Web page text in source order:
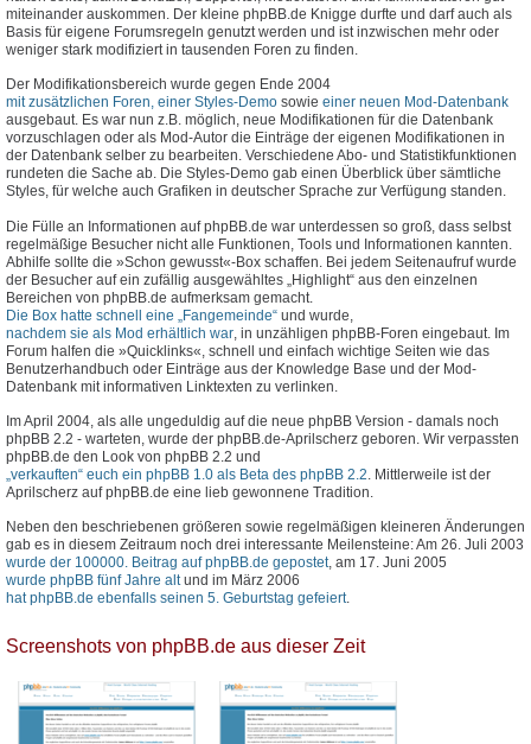
miteinander auskommen. Der kleine phpBB.de Knigge durfte und darf auch als
Basis für eigene Forumsregeln genutzt werden und ist inzwischen mehr oder
weniger stark modifiziert in tausenden Foren zu finden.
Der Modifikationsbereich wurde gegen Ende 2004
mit zusätzlichen Foren, einer Styles-Demo sowie einer neuen Mod-Datenbank
ausgebaut. Es war nun z.B. möglich, neue Modifikationen für die Datenbank
vorzuschlagen oder als Mod-Autor die Einträge der eigenen Modifikationen in
der Datenbank selber zu bearbeiten. Verschiedene Abo- und Statistikfunktionen
rundeten die Sache ab. Die Styles-Demo gab einen Überblick über sämtliche
Styles, für welche auch Grafiken in deutscher Sprache zur Verfügung standen.
Die Fülle an Informationen auf phpBB.de war unterdessen so groß, dass selbst
regelmäßige Besucher nicht alle Funktionen, Tools und Informationen kannten.
Abhilfe sollte die »Schon gewusst«-Box schaffen. Bei jedem Seitenaufruf wurde
der Besucher auf ein zufällig ausgewähltes „Highlight“ aus den einzelnen
Bereichen von phpBB.de aufmerksam gemacht.
Die Box hatte schnell eine „Fangemeinde“ und wurde,
nachdem sie als Mod erhältlich war , in unzähligen phpBB-Foren eingebaut. Im
Forum halfen die »Quicklinks«, schnell und einfach wichtige Seiten wie das
Benutzerhandbuch oder Einträge aus der Knowledge Base und der Mod-
Datenbank mit informativen Linktexten zu verlinken.
Im April 2004, als alle ungeduldig auf die neue phpBB Version - damals noch
phpBB 2.2 - warteten, wurde der phpBB.de-Aprilscherz geboren. Wir verpassten
phpBB.de den Look von phpBB 2.2 und
„verkauften“ euch ein phpBB 1.0 als Beta des phpBB 2.2. Mittlerweile ist der
Aprilscherz auf phpBB.de eine lieb gewonnene Tradition.
Neben den beschriebenen größeren sowie regelmäßigen kleineren Änderungen
gab es in diesem Zeitraum noch drei interessante Meilensteine: Am 26. Juli 2003
wurde der 100000. Beitrag auf phpBB.de gepostet, am 17. Juni 2005
wurde phpBB fünf Jahre altund im März 2006
hat phpBB.de ebenfalls seinen 5. Geburtstag gefeiert.
Screenshots von phpBB.de aus dieser Zeit